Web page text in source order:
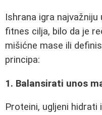
Ishrana igra
fitnes cilja, bilo da je
mišićne mase ili
principa:
1. Balansirati unos
Proteini, ugljeni